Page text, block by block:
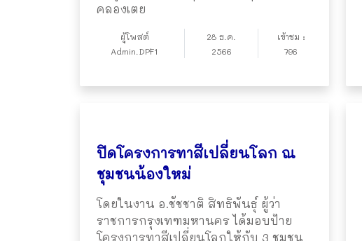
คลองเตย
ผู้โพสต์
Admin.DPF1
28 ธ.ค.
2566
เข้าชม :
796
ปิดโครงการทาสีเปลี่ยนโลก ณ
ชุมชนน้องใหม่
โดยในงาน อ.ชัชชาติ สิทธิพันธุ์ ผู้ว่า
ราชการกรุงเทฑมหานคร ได้มอบป้าย
โครงการทาสีเปลี่ยนโลกให้กับ 3 ชุมชน